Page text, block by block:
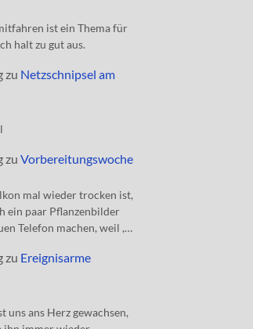
ist ein Thema für
halt zu gut aus.
zu Netzschnipsel am
zu Vorbereitungswoche
mal wieder trocken ist,
ein paar Pflanzenbilder
Telefon machen, weil ,…
zu Ereignisarme
uns ans Herz gewachsen,